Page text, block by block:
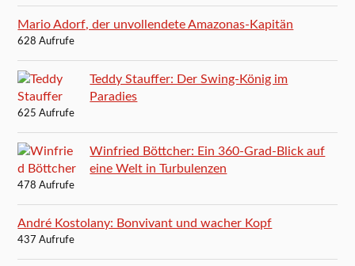
Mario Adorf, der unvollendete Amazonas-Kapitän
628 Aufrufe
Teddy Stauffer: Der Swing-König im
Paradies
625 Aufrufe
Winfried Böttcher: Ein 360-Grad-Blick auf
eine Welt in Turbulenzen
478 Aufrufe
André Kostolany: Bonvivant und wacher Kopf
437 Aufrufe